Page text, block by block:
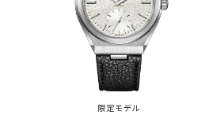
限定モデル